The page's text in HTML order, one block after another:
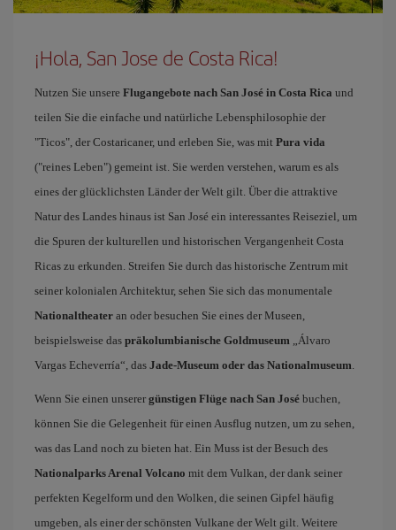
¡Hola, San Jose de Costa Rica!
Nutzen Sie unsere Flugangebote nach San José in Costa Rica und
teilen Sie die einfache und natürliche Lebensphilosophie der
"Ticos", der Costaricaner, und erleben Sie, was mit Pura vida
("reines Leben") gemeint ist. Sie werden verstehen, warum es als
eines der glücklichsten Länder der Welt gilt. Über die attraktive
Natur des Landes hinaus ist San José ein interessantes Reiseziel, um
die Spuren der kulturellen und historischen Vergangenheit Costa
Ricas zu erkunden. Streifen Sie durch das historische Zentrum mit
seiner kolonialen Architektur, sehen Sie sich das monumentale
Nationaltheater an oder besuchen Sie eines der Museen,
beispielsweise das präkolumbianische Goldmuseum „Álvaro
Vargas Echeverría“, das Jade-Museum oder das Nationalmuseum.
Wenn Sie einen unserer günstigen Flüge nach San José buchen,
können Sie die Gelegenheit für einen Ausflug nutzen, um zu sehen,
was das Land noch zu bieten hat. Ein Muss ist der Besuch des
Nationalparks Arenal Volcano mit dem Vulkan, der dank seiner
perfekten Kegelform und den Wolken, die seinen Gipfel häufig
umgeben, als einer der schönsten Vulkane der Welt gilt. Weitere